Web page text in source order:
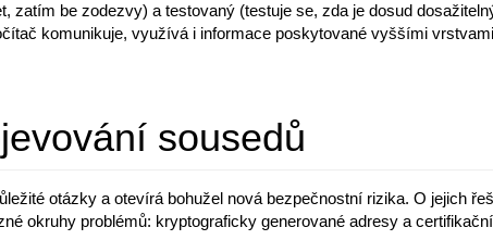
zatím be zodezvy) a testovaný (testuje se, zda je dosud
komunikuje, využívá i informace poskytované vyššími
sousedů
otázky a otevírá bohužel nová bezpečnostní rizika. O jejich
okruhy problémů: kryptograficky generované adresy a